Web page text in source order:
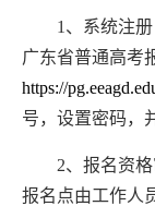
1 、 系统注册
广东省普通高考
https://
号，设置密码，
2、报名资
报名点由工作人